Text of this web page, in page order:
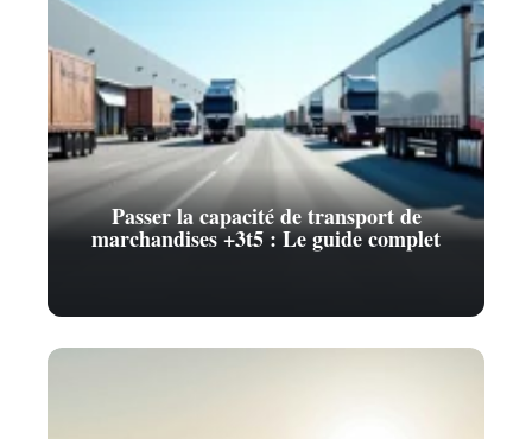
Passer la capacité de transport de
marchandises +3t5 : Le guide complet